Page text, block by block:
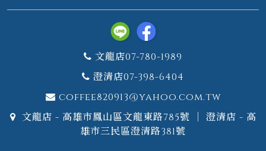
文龍店07-780-1989
澄清店07-398-6404
coffee820913@yahoo.com.tw
文龍店 - 高雄市鳳山區文龍東路785號 ｜ 澄清店 - 高
雄市三民區澄清路381號